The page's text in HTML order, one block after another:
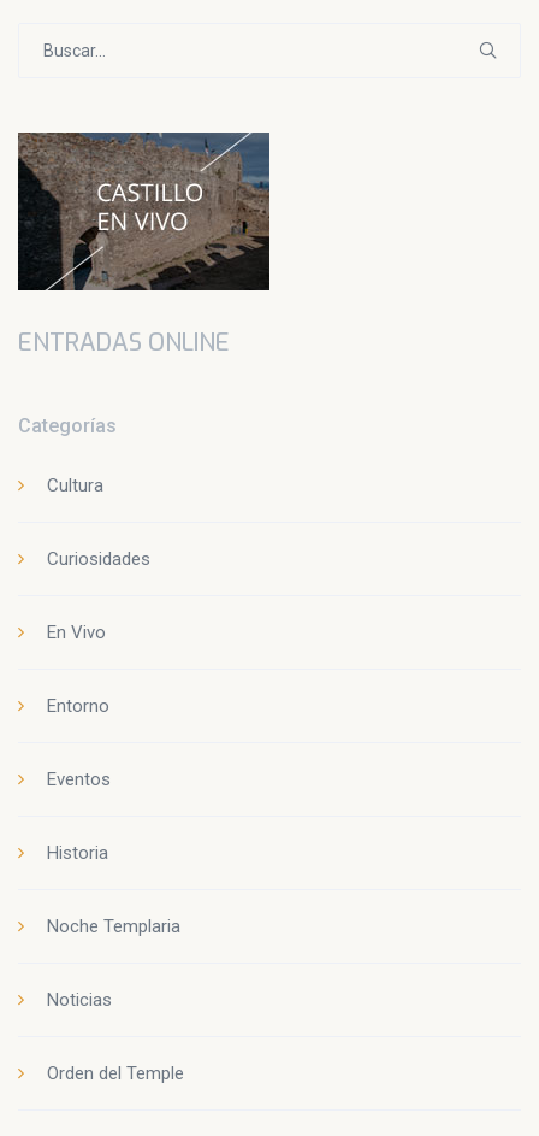
ENTRADAS ONLINE
Categorías
Cultura
Curiosidades
En Vivo
Entorno
Eventos
Historia
Noche Templaria
Noticias
Orden del Temple